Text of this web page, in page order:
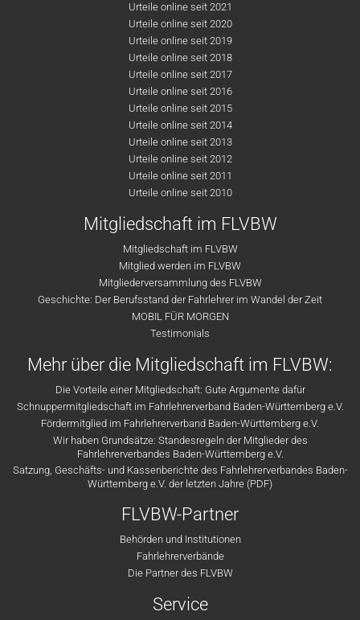
Urteile online seit 2021
Urteile online seit 2020
Urteile online seit 2019
Urteile online seit 2018
Urteile online seit 2017
Urteile online seit 2016
Urteile online seit 2015
Urteile online seit 2014
Urteile online seit 2013
Urteile online seit 2012
Urteile online seit 2011
Urteile online seit 2010
Mitgliedschaft im FLVBW
Mitgliedschaft im FLVBW
Mitglied werden im FLVBW
Mitgliederversammlung des FLVBW
Geschichte: Der Berufsstand der Fahrlehrer im Wandel der Zeit
MOBIL FÜR MORGEN
Testimonials
Mehr über die Mitgliedschaft im FLVBW:
Die Vorteile einer Mitgliedschaft: Gute Argumente dafür
Schnuppermitgliedschaft im Fahrlehrerverband Baden-Württemberg e.V.
Fördermitglied im Fahrlehrerverband Baden-Württemberg e.V.
Wir haben Grundsätze: Standesregeln der Mitglieder des
Fahrlehrerverbandes Baden-Württemberg e.V.
Satzung, Geschäfts- und Kassenberichte des Fahrlehrerverbandes Baden-
Württemberg e.V. der letzten Jahre (PDF)
FLVBW-Partner
Behörden und Institutionen
Fahrlehrerverbände
Die Partner des FLVBW
Service